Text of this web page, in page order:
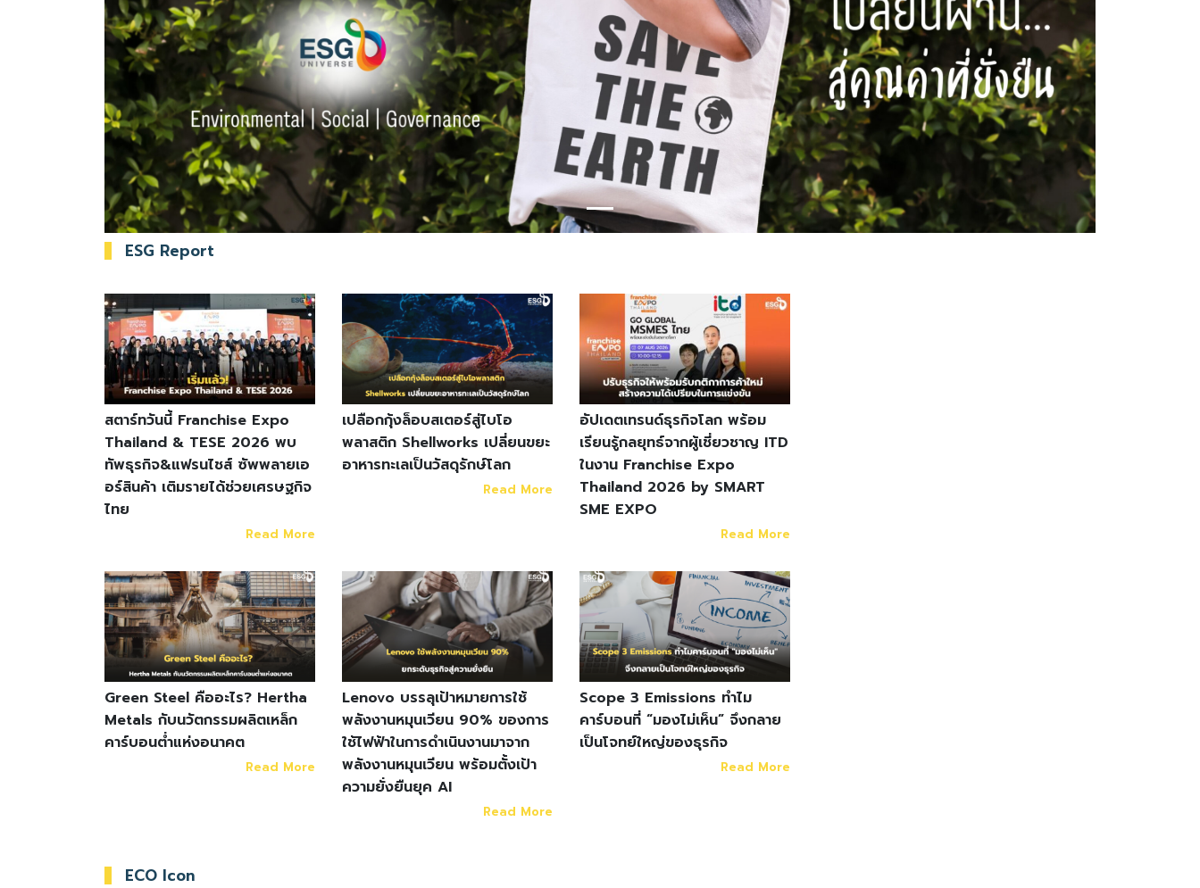
ESG Report
สตาร์ทวันนี้ Franchise Expo
Thailand & TESE 2026 พบ
ทัพธุรกิจ&แฟรนไชส์ ซัพพลายเอ
อร์สินค้า เติมรายได้ช่วยเศรษฐกิจ
ไทย
Read More
เปลือกกุ้งล็อบสเตอร์สู่ไบโอ
พลาสติก Shellworks เปลี่ยนขยะ
อาหารทะเลเป็นวัสดุรักษ์โลก
Read More
อัปเดตเทรนด์ธุรกิจโลก พร้อม
เรียนรู้กลยุทธ์จากผู้เชี่ยวชาญ ITD
ในงาน Franchise Expo
Thailand 2026 by SMART
SME EXPO
Read More
Green Steel คืออะไร? Hertha
Metals กับนวัตกรรมผลิตเหล็ก
คาร์บอนต่ำแห่งอนาคต
Read More
Lenovo บรรลุเป้าหมายการใช้
พลังงานหมุนเวียน 90% ของการ
ใช้ไฟฟ้าในการดำเนินงานมาจาก
พลังงานหมุนเวียน พร้อมตั้งเป้า
ความยั่งยืนยุค AI
Read More
Scope 3 Emissions ทำไม
คาร์บอนที่ “มองไม่เห็น” จึงกลาย
เป็นโจทย์ใหญ่ของธุรกิจ
Read More
ECO Icon